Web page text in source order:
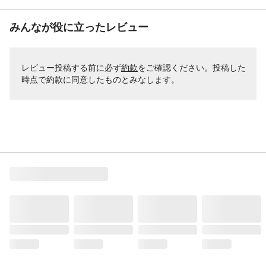
みんなが役に立ったレビュー
レビュー投稿する前に必ず約款をご確認ください。投稿した
時点で約款に同意したものとみなします。